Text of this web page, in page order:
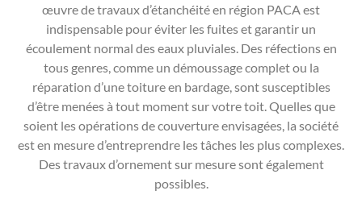
œuvre de travaux d’étanchéité en région PACA est
indispensable pour éviter les fuites et garantir un
écoulement normal des eaux pluviales. Des réfections en
tous genres, comme un démoussage complet ou la
réparation d’une toiture en bardage, sont susceptibles
d’être menées à tout moment sur votre toit. Quelles que
soient les opérations de couverture envisagées, la société
est en mesure d’entreprendre les tâches les plus complexes.
Des travaux d’ornement sur mesure sont également
possibles.